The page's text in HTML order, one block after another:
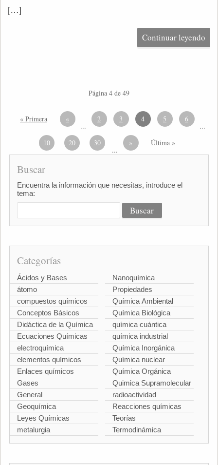
[…]
Continuar leyendo
Página 4 de 49
« Primera «
...
2 3 4 5 6
...
10
20 30
...
» Última »
Buscar
Encuentra la información que necesitas, introduce el
tema:
Categorías
Ácidos y Bases
átomo
compuestos químicos
Conceptos Básicos
Didáctica de la Química
Ecuaciones Químicas
electroquímica
elementos químicos
Enlaces químicos
Gases
General
Geoquímica
Leyes Químicas
metalurgia
Nanoquímica
Propiedades
Química Ambiental
Química Biológica
química cuántica
química industrial
Química Inorgánica
Química nuclear
Química Orgánica
Quimica Supramolecular
radioactividad
Reacciones químicas
Teorías
Termodinámica